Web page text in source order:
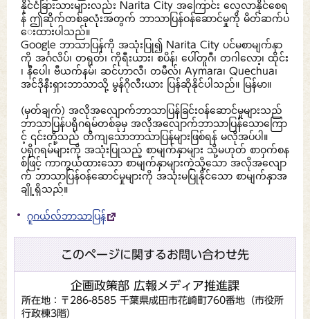
နိုင်ငံခြားသားများလည်း Narita City အကြောင်း လေ့လာနိုင်စေရ
န် ဤဆိုက်တစ်ခုလုံးအတွက် ဘာသာပြန်ဝန်ဆောင်မှုကို မိတ်ဆက်ပ
ေးထားပါသည်။
Google ဘာသာပြန်ကို အသုံးပြု၍ Narita City ပင်မစာမျက်နှာ
ကို အင်္ဂလိပ်၊ တရုတ်၊ ကိုရီးယား၊ စပိန်၊ ပေါ်တူဂီ၊ တဂါလော့၊ ထိုင်း
၊ နီပေါ၊ ဗီယက်နမ်၊ ဆင်ဟာလီ၊ တမီလ်၊ Aymara၊ Quechua၊
အင်ဒိုနီးရှားဘာသာသို့ မွန်ဂိုလီးယား ပြန်ဆိုနိုင်ပါသည်။ မြန်မာ။
(မှတ်ချက်) အလိုအလျောက်ဘာသာပြန်ခြင်းဝန်ဆောင်မှုများသည်
ဘာသာပြန်ပရိုဂရမ်တစ်ခုမှ အလိုအလျောက်ဘာသာပြန်သောကြော
င့် ၎င်းတို့သည် တိကျသောဘာသာပြန်များဖြစ်ရန် မလိုအပ်ပါ။
ပရိုဂရမ်များကို အသုံးပြုသည့် စာမျက်နှာများ သို့မဟုတ် စာဝှက်စန
စ်ဖြင့် ကာကွယ်ထားသော စာမျက်နှာများကဲ့သို့သော အလိုအလျော
က် ဘာသာပြန်ဝန်ဆောင်မှုများကို အသုံးမပြုနိုင်သော စာမျက်နှာအ
ချို့ရှိသည်။
ဂူဂယ်လ်ဘာသာပြန်
このページに関するお問い合わせ先
企画政策部 広報メディア推進課
所在地：〒286-8585 千葉県成田市花崎町760番地（市役所
行政棟3階）